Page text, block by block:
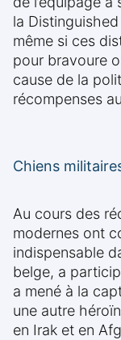
la
même si ces
pour bravoure
cause de la
récompenses
Chiens
Au cours des
modernes ont
indispensable
belge, a
a mené à la
une autre
en Irak et en